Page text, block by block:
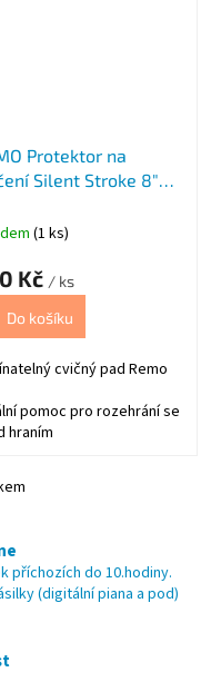
Protektor na
Silent Stroke 8"
(1 ks)
Kč / ks
Do košíku
cvičný pad Remo
pomoc pro rozehrání se
hraním
příchozích do 10.hodiny.
(digitální piana a pod)